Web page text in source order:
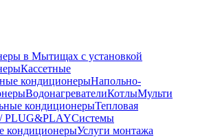
в Мытищах с установкой
Кассетные
кондиционерыНапольно-
ВодонагревателиКотлыМульти
кондиционерыТепловая
PLUG&PLAYСистемы
кондиционерыУслуги монтажа